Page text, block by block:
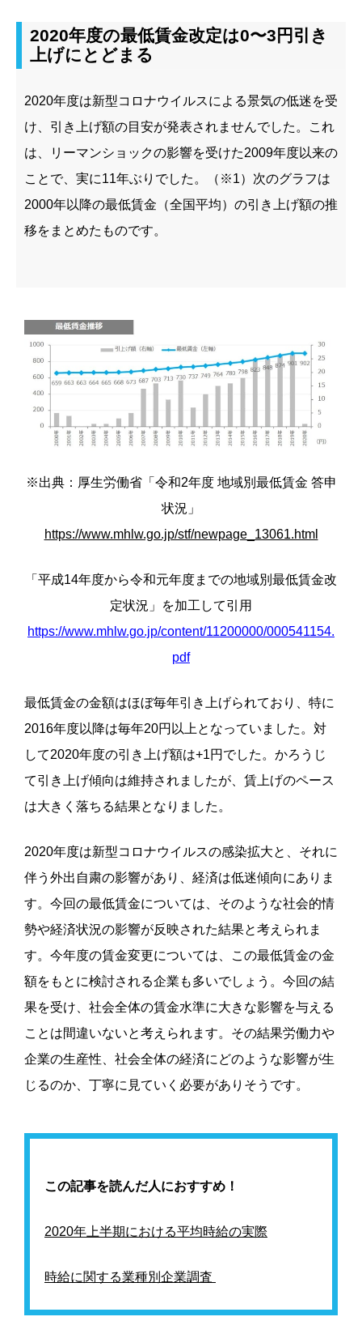
2020年度の最低賃金改定は0〜3円引き
上げにとどまる
2020年度は新型コロナウイルスによる景気の低迷を受
け、引き上げ額の目安が発表されませんでした。これ
は、リーマンショックの影響を受けた2009年度以来の
ことで、実に11年ぶりでした。（※1） 次のグラフは
2000年以降の最低賃金（全国平均）の引き上げ額の推
移をまとめたものです。
※出典：厚生労働省「令和2年度 地域別最低賃金 答申
状況」
https://www.mhlw.go.jp/stf/newpage_13061.html
「平成14年度から令和元年度までの地域別最低賃金改
定状況」を加工して引用
https://www.mhlw.go.jp/content/11200000/000541154.
pdf
最低賃金の金額はほぼ毎年引き上げられており、特に
2016年度以降は毎年20円以上となっていました。 対
して2020年度の引き上げ額は+1円でした。 かろうじ
て引き上げ傾向は維持されましたが、賃上げのペース
は大きく落ちる結果となりました。
2020年度は新型コロナウイルスの感染拡大と、それに
伴う外出自粛の影響があり、経済は低迷傾向にありま
す。今回の最低賃金については、そのような社会的情
勢や経済状況の影響が反映された結果と考えられま
す。 今年度の賃金変更については、この最低賃金の金
額をもとに検討される企業も多いでしょう。今回の結
果を受け、社会全体の賃金水準に大きな影響を与える
ことは間違いないと考えられます。 その結果労働力や
企業の生産性、社会全体の経済にどのような影響が生
じるのか、丁寧に見ていく必要がありそうです。
この記事を読んだ人におすすめ！
2020年上半期における平均時給の実際
時給に関する業種別企業調査